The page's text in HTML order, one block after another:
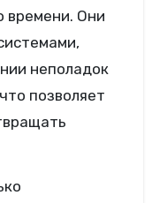
времени. Они
неполадок
позволяет